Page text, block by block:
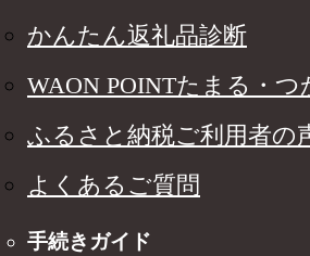
かんたん返礼品診断
WAON POINTたまる・つ
ふるさと納税ご利用者の
よくあるご質問
手続きガイド